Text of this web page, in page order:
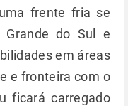
frente fria se
Grande do Sul e
em áreas
e fronteira com o
ficará carregado